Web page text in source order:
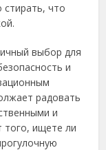
что
выбор для
и
радовать
и
того, ищете ли